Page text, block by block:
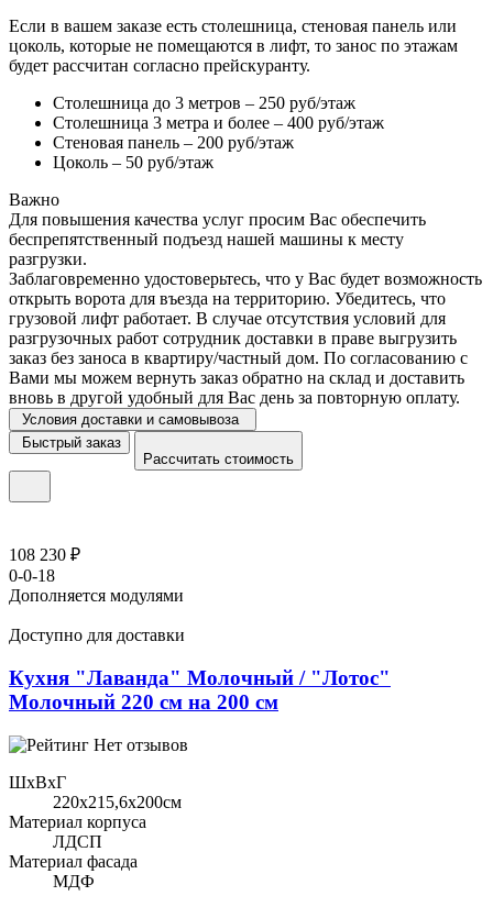
Если в вашем заказе есть столешница, стеновая панель или
цоколь, которые не помещаются в лифт, то занос по этажам
будет рассчитан согласно прейскуранту.
Столешница до 3 метров – 250 руб/этаж
Столешница 3 метра и более – 400 руб/этаж
Стеновая панель – 200 руб/этаж
Цоколь – 50 руб/этаж
Важно
Для повышения качества услуг просим Вас обеспечить
беспрепятственный подъезд нашей машины к месту
разгрузки.
Заблаговременно удостоверьтесь, что у Вас будет возможность
открыть ворота для въезда на территорию. Убедитесь, что
грузовой лифт работает. В случае отсутствия условий для
разгрузочных работ сотрудник доставки в праве выгрузить
заказ без заноса в квартиру/частный дом. По согласованию с
Вами мы можем вернуть заказ обратно на склад и доставить
вновь в другой удобный для Вас день за повторную оплату.
Условия доставки и самовывоза
Быстрый заказ
Рассчитать стоимость
108 230 ₽
0-0-18
Дополняется модулями
Доступно для доставки
Кухня "Лаванда" Молочный / "Лотос"
Молочный 220 см на 200 см
Нет отзывов
ШхВхГ
220x215,6х200см
Материал корпуса
ЛДСП
Материал фасада
МДФ